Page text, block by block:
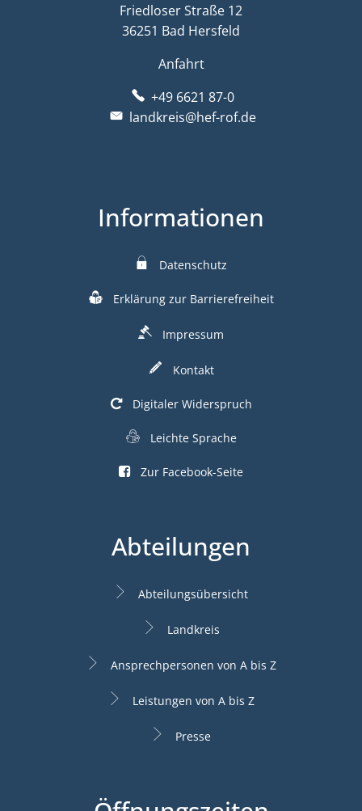
Friedloser Straße 12
36251 Bad Hersfeld
Anfahrt
+49 6621 87-0
landkreis@hef-rof.de
Informationen
Datenschutz
Erklärung zur Barrierefreiheit
Impressum
Kontakt
Digitaler Widerspruch
Leichte Sprache
Zur Facebook-Seite
Abteilungen
Abteilungsübersicht
Landkreis
Ansprechpersonen von A bis Z
Leistungen von A bis Z
Presse